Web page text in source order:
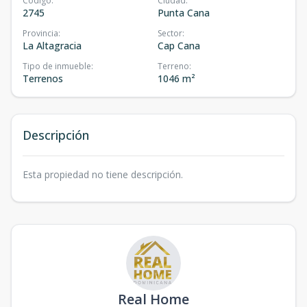
2745 Punta Cana
Provincia:
La Altagracia
Sector:
Cap Cana
Tipo de inmueble:
Terrenos
Terreno:
1046 m²
Descripción
Esta propiedad no tiene descripción.
Real Home